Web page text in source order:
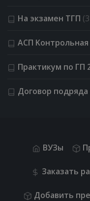
На экзамен ТГП
АСП
Практикум по ГП
Договор подряда
ВУЗы
Заказать
Добавить